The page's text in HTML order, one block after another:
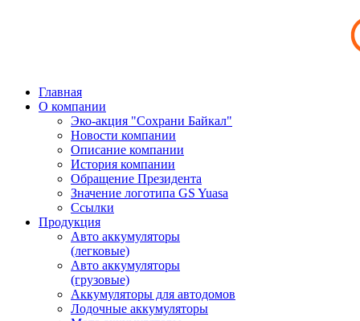
Главная
О компании
Эко-акция "Сохрани Байкал"
Новости компании
Описание компании
История компании
Обращение Президента
Значение логотипа GS Yuasa
Ссылки
Продукция
Авто аккумуляторы
(легковые)
Авто аккумуляторы
(грузовые)
Аккумуляторы для автодомов
Лодочные аккумуляторы